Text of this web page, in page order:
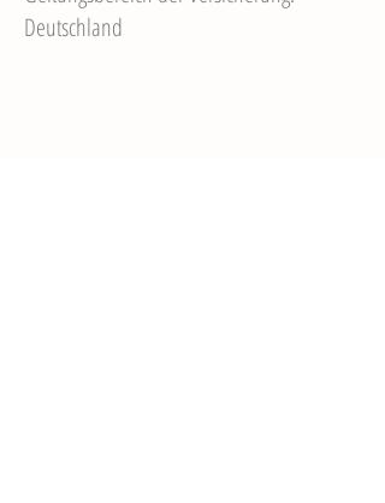
Deutschland